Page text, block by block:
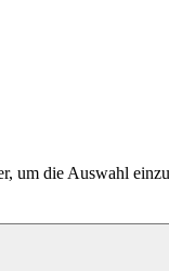
um die Auswahl